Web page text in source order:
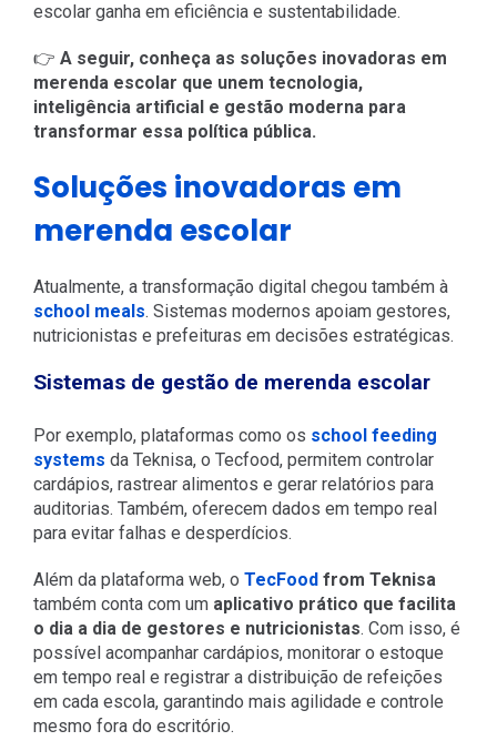
escolar ganha em eficiência e sustentabilidade.
👉 A seguir, conheça as soluções inovadoras em
merenda escolar que unem tecnologia,
inteligência artificial e gestão moderna para
transformar essa política pública.
Soluções inovadoras em
merenda escolar
Atualmente, a transformação digital chegou também à
school meals. Sistemas modernos apoiam gestores,
nutricionistas e prefeituras em decisões estratégicas.
Sistemas de gestão de merenda escolar
Por exemplo, plataformas como os school feeding
systems da Teknisa, o Tecfood, permitem controlar
cardápios, rastrear alimentos e gerar relatórios para
auditorias. Também, oferecem dados em tempo real
para evitar falhas e desperdícios.
Além da plataforma web, o TecFoodfrom Teknisa
também conta com um aplicativo prático que facilita
o dia a dia de gestores e nutricionistas. Com isso, é
possível acompanhar cardápios, monitorar o estoque
em tempo real e registrar a distribuição de refeições
em cada escola, garantindo mais agilidade e controle
mesmo fora do escritório.